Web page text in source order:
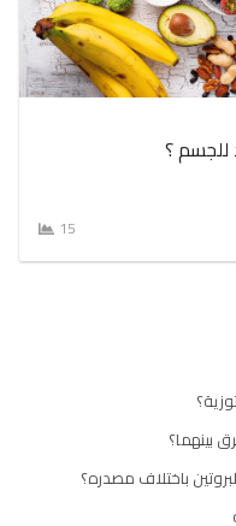
15
بينهما؟
باختلاف مصدره؟